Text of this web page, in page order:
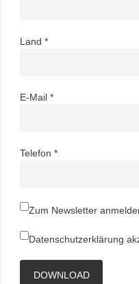
Land *
E-Mail *
Telefon *
Zum Newsletter
Datenschutzerklärung
DOWNLOAD